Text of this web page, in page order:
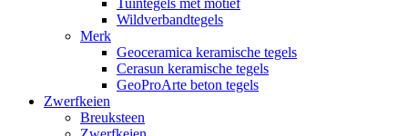
Tuintegels met motief
Wildverbandtegels
Merk
Geoceramica keramische tegels
Cerasun keramische tegels
GeoProArte beton tegels
Zwerfkeien
Breuksteen